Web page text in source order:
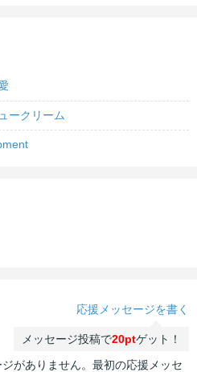
ークリーム
応援メッセージを書く
メッセージ投稿で20ptゲット！
がありません。最初の応援メッセ